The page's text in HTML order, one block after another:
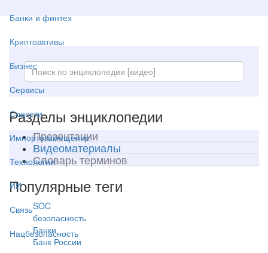
Банки и финтех
Криптоактивы
Бизнес
Сервисы
Соцсети
Импортозамещение
Технологии
ИИ
Связь
Нацбезопасность
Разделы энциклопедии
Презентации
Видеоматериалы
Словарь терминов
Популярные теги
SOC
безопасность
Банки
Банк России